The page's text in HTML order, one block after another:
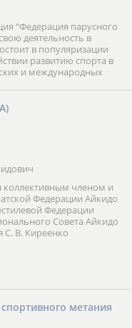
“Федерация парусного
деятельность в
в популяризации
развитию спорта в
и международных
коллективным членом и
Федерации Айкидо
Федерации
Совета Айкидо
С. В. Киреенко
метания